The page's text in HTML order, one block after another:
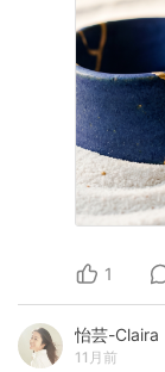
1
怡芸-Claira
11月前